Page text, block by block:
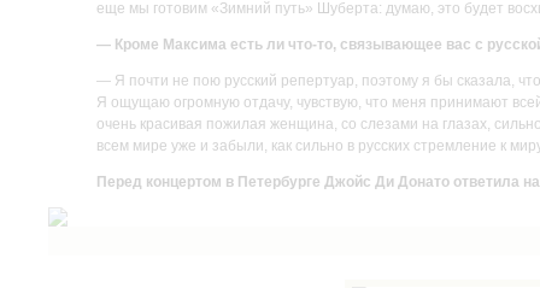
еще мы готовим «Зимний путь» Шуберта: думаю, это будет
— Кроме Максима есть ли что-то, связывающее вас с
— Я почти не пою русский репертуар, поэтому я бы сказала,
Я ощущаю огромную отдачу, чувствую, что меня принимают
очень красивая пожилая женщина, со слезами на глазах,
всем мире уже и забыли, как сильно в русских стремление к
Перед концертом в Петербурге Джойс Ди Донато ответила